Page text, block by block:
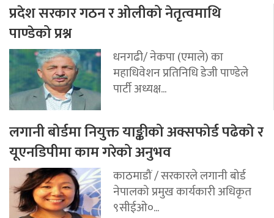
प्रदेश सरकार गठन र ओलीको नेतृत्वमाथि
पाण्डेको प्रश्न
धनगढी/ नेकपा (एमाले) का
महाधिवेशन प्रतिनिधि डेजी पाण्डेले
पार्टी अध्यक्ष...
लगानी बोर्डमा नियुक्त याङ्कीको अक्सफोर्ड पढेको र
यूएनडिपीमा काम गरेको अनुभव
काठमाडौं / सरकारले लगानी बोर्ड
नेपालको प्रमुख कार्यकारी अधिकृत
९सीईओ०...